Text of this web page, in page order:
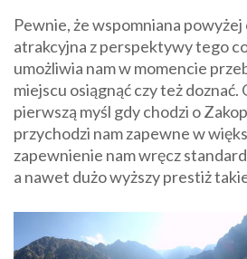
Pewnie, że wspomniana
atrakcyjna z perspektywy tego
umożliwia nam w momencie
miejscu osiągnąć czy też doznać.
pierwszą myśl gdy chodzi o
przychodzi nam zapewne w
zapewnienie nam wręcz
a nawet dużo wyższy prestiż